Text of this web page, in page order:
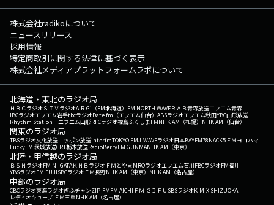
株式会社radikoについて
ニュースリリース
採用情報
特定商取引に関する法律に基づく表示
株式会社メディアプラットフォームラボについて
北海道・東北のラジオ局
ＨＢＣラジオＳＴＶラジオAIR-G'（FM北海道） FM NORTH WAVEＲＡＢ青森放送エフエム青森
IBCラジオエフエム岩手tbcラジオDate fm（エフエム仙台） ABSラジオエフエム秋田YBC山形放送
Rhythm Station エフエム山形RFCラジオ福島ふくしまFMNHK AM（札幌） NHK AM（仙台）
関東のラジオ局
TBSラジオ文化放送ニッポン放送interfmTOKYO FMJ-WAVEラジオ日本BAYFM78NACK5 ＦＭヨコハマ
LuckyFM 茨城放送CRT栃木放送RadioBerryFM GUNMANHK AM（東京）
北陸・甲信越のラジオ局
ＢＳＮラジオFM NIIGATAＫＮＢラジオ ＦＭとやまMROラジオエフエム石川FBCラジオFM福井
YBSラジオFM FUJISBCラジオ ＦＭ長野NHK AM（東京） NHK AM（名古屋）
中部のラジオ局
CBCラジオ東海ラジオぎふチャンZIP-FMFM AICHI ＦＭ ＧＩＦＵ SBSラジオK-MIX SHIZUOKA
レディオキューブ ＦＭ三重NHK AM（名古屋）